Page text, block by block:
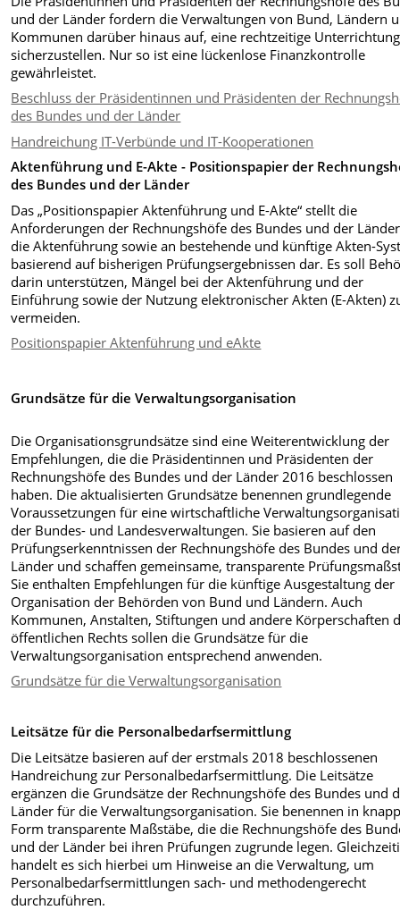
und der Länder fordern die Verwaltungen von Bund, Ländern
Kommunen darüber hinaus auf, eine rechtzeitige Unterrichtung
sicherzustellen. Nur so ist eine lückenlose Finanzkontrolle
gewährleistet.
Beschluss der Präsidentinnen und Präsidenten der
des Bundes und der Länder
Handreichung IT-Verbünde und IT-Kooperationen
Aktenführung und E-Akte - Positionspapier der
des Bundes und der Länder
Das „Positionspapier Aktenführung und E-Akte“ stellt die
Anforderungen der Rechnungshöfe des Bundes und der
die Aktenführung sowie an bestehende und künftige Akten-
basierend auf bisherigen Prüfungsergebnissen dar. Es soll
darin unterstützen, Mängel bei der Aktenführung und der
Einführung sowie der Nutzung elektronischer Akten (E-Akten)
vermeiden.
Positionspapier Aktenführung und eAkte
Grundsätze für die Verwaltungsorganisation
Die Organisationsgrundsätze sind eine Weiterentwicklung der
Empfehlungen, die die Präsidentinnen und Präsidenten der
Rechnungshöfe des Bundes und der Länder 2016 beschlossen
haben. Die aktualisierten Grundsätze benennen grundlegende
Voraussetzungen für eine wirtschaftliche
der Bundes- und Landesverwaltungen. Sie basieren auf den
Prüfungserkenntnissen der Rechnungshöfe des Bundes und
Länder und schaffen gemeinsame, transparente
Sie enthalten Empfehlungen für die künftige Ausgestaltung der
Organisation der Behörden von Bund und Ländern. Auch
Kommunen, Anstalten, Stiftungen und andere Körperschaften
öffentlichen Rechts sollen die Grundsätze für die
Verwaltungsorganisation entsprechend anwenden.
Grundsätze für die Verwaltungsorganisation
Leitsätze für die Personalbedarfsermittlung
Die Leitsätze basieren auf der erstmals 2018 beschlossenen
Handreichung zur Personalbedarfsermittlung. Die Leitsätze
ergänzen die Grundsätze der Rechnungshöfe des Bundes und
Länder für die Verwaltungsorganisation. Sie benennen in
Form transparente Maßstäbe, die die Rechnungshöfe des
und der Länder bei ihren Prüfungen zugrunde legen.
handelt es sich hierbei um Hinweise an die Verwaltung, um
Personalbedarfsermittlungen sach- und methodengerecht
durchzuführen.